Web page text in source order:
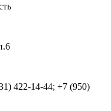
422-14-44; +7 (950)